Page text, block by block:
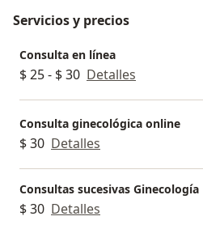
Servicios y precios
Consulta en línea
$ 25 - $ 30 Detalles
Consulta ginecológica online
$ 30 Detalles
Consultas sucesivas Ginecología
$ 30 Detalles